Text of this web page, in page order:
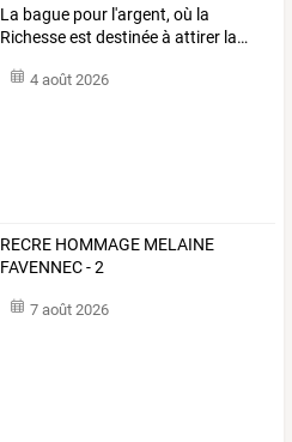
La bague pour l'argent, où la
Richesseest destinéeà attirer la…
4 août 2026
RECRE HOMMAGE MELAINE
FAVENNEC - 2
7 août 2026